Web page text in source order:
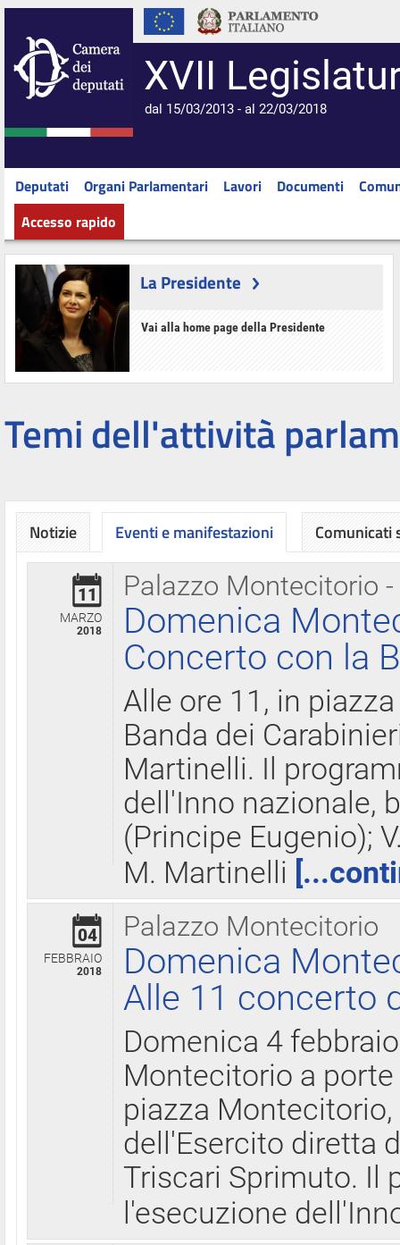
XVII
dal 15/03/2013 - al 22/03/2018
Deputati Organi Parlamentari Lavori Documenti
Accesso rapido
La Presidente
Vai alla home page della Presidente
Temi dell'attività
Notizie Eventi e manifestazioni
Palazzo Montecitorio
11
MARZO
2018
Domenica
Concerto con la
Alle ore 11, in
Banda dei
Martinelli. Il
dell'Inno nazionale,
(Principe Eugenio);
M. Martinelli
Palazzo Montecitorio
04
FEBBRAIO
2018
Domenica
Alle 11 concerto
Domenica 4
Montecitorio a
piazza
dell'Esercito diretta
Triscari Sprimuto. Il
l'esecuzione
Comunicati